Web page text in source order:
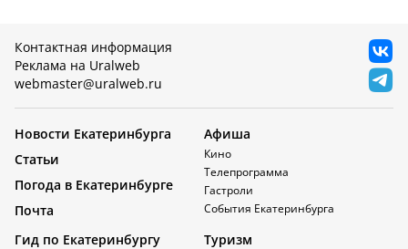
Контактная информация
Реклама на Uralweb
webmaster@uralweb.ru
Новости Екатеринбурга
Статьи
Погода в Екатеринбурге
Почта
Афиша
Кино
Телепрограмма
Гастроли
События Екатеринбурга
Гид по Екатеринбургу Туризм